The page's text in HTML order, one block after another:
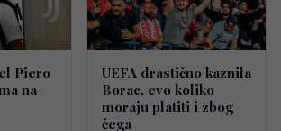
Piero
na
UEFA drastično kaznila
Borac, evo koliko
moraju platiti i zbog
čega